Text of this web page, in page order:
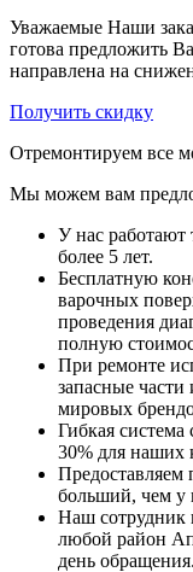
Уважаемые Наши
готова предложить
направлена на
Получить скидку
Отремонтируем все
Мы можем вам
У нас работают
более 5 лет.
Бесплатную
варочных
проведения
полную
При ремонте
запасные
мировых
Гибкая система
30% для наших
Предоставляем
больший, чем у
Наш сотрудник
любой район
день обращения.